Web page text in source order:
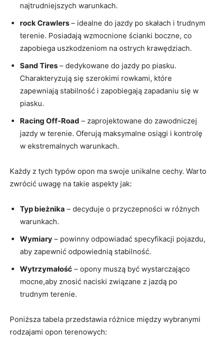
najtrudniejszych⁣ warunkach.
rock Crawlers – idealne do⁤ jazdy‍ po⁣ skałach i trudnym ​
terenie.‍ Posiadają wzmocnione ścianki boczne, co
zapobiega‌ uszkodzeniom ​na ostrych krawędziach.
Sand ⁤Tires –​ dedykowane do ‌jazdy po piasku.
Charakteryzują się szerokimi⁢ rowkami, ⁤które
zapewniają ⁢stabilność i zapobiegają zapadaniu się​ w
piasku.
Racing‌ Off-Road –⁢ zaprojektowane do zawodniczej
jazdy w terenie. ‍Oferują⁤ maksymalne osiągi i kontrolę
w ekstremalnych warunkach.
Każdy ​z⁢ tych typów opon ma swoje unikalne cechy.​ Warto
zwrócić uwagę​ na ‍takie aspekty jak:
Typ bieżnika – decyduje o przyczepności w różnych‍
warunkach.
Wymiary – powinny odpowiadać specyfikacji pojazdu,
aby zapewnić odpowiednią stabilność.
Wytrzymałość – opony ⁤muszą ​być wystarczająco
mocne,aby znosić naciski związane z jazdą po
⁣trudnym terenie.
Poniższa​ tabela​ przedstawia różnice​ między wybranymi
rodzajami opon terenowych: